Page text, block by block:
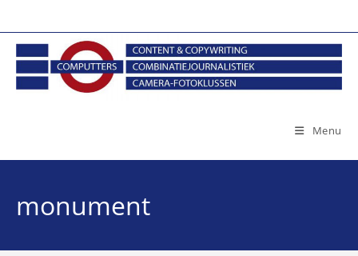
naar
inhoud
Menu
monument